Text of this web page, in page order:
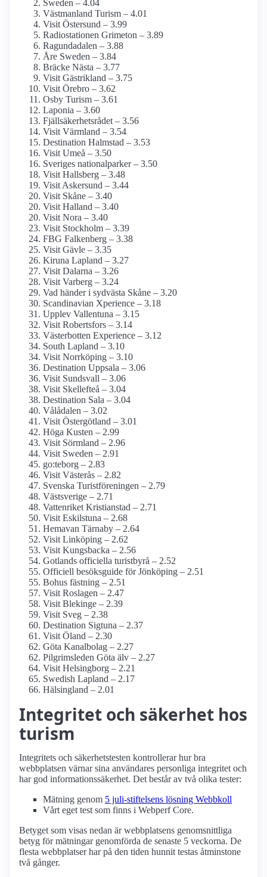
Sweden – 4.04
Västmanland Turism – 4.01
Visit Östersund – 3.99
Radiostationen Grimeton – 3.89
Ragundadalen – 3.88
Åre Sweden – 3.84
Bräcke Nästa – 3.77
Visit Gästrikland – 3.75
Visit Örebro – 3.62
Osby Turism – 3.61
Laponia – 3.60
Fjällsäkerhetsrådet – 3.56
Visit Värmland – 3.54
Destination Halmstad – 3.53
Visit Umeå – 3.50
Sveriges nationalparker – 3.50
Visit Hallsberg – 3.48
Visit Askersund – 3.44
Visit Skåne – 3.40
Visit Halland – 3.40
Visit Nora – 3.40
Visit Stockholm – 3.39
FBG Falkenberg – 3.38
Visit Gävle – 3.35
Kiruna Lapland – 3.27
Visit Dalarna – 3.26
Visit Varberg – 3.24
Vad händer i sydvästa Skåne – 3.20
Scandinavian Xperience – 3.18
Upplev Vallentuna – 3.15
Visit Robertsfors – 3.14
Västerbotten Experience – 3.12
South Lapland – 3.10
Visit Norrköping – 3.10
Destination Uppsala – 3.06
Visit Sundsvall – 3.06
Visit Skellefteå – 3.04
Destination Sala – 3.04
Vålådalen – 3.02
Visit Östergötland – 3.01
Höga Kusten – 2.99
Visit Sörmland – 2.96
Visit Sweden – 2.91
go:teborg – 2.83
Visit Västerås – 2.82
Svenska Turistföreningen – 2.79
Västsverige – 2.71
Vattenriket Kristianstad – 2.71
Visit Eskilstuna – 2.68
Hemavan Tärnaby – 2.64
Visit Linköping – 2.62
Visit Kungsbacka – 2.56
Gotlands officiella turistbyrå – 2.52
Officiell besöksguide för Jönköping – 2.51
Bohus fästning – 2.51
Visit Roslagen – 2.47
Visit Blekinge – 2.39
Visit Sveg – 2.38
Destination Sigtuna – 2.37
Visit Öland – 2.30
Göta Kanalbolag – 2.27
Pilgrimsleden Göta älv – 2.27
Visit Helsingborg – 2.21
Swedish Lapland – 2.17
Hälsingland – 2.01
Integritet och säkerhet hos
turism
Integritets och säkerhetstesten kontrollerar hur bra
webbplatsen värnar sina användares personliga integritet och
har god informations­säkerhet. Det består av två olika tester:
Mätning genom 5 juli-stiftelsens lösning Webbkoll
Vårt eget test som finns i Webperf Core.
Betyget som visas nedan är webbplatsens genomsnittliga
betyg för mätningar genomförda de senaste 5 veckorna. De
flesta webbplatser har på den tiden hunnit testas åtminstone
två gånger.